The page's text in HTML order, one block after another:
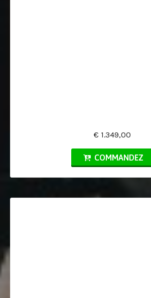
€ 1.349,00
COMMANDEZ